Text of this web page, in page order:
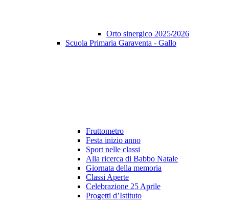
Orto sinergico 2025/2026
Scuola Primaria Garaventa - Gallo
Fruttometro
Festa inizio anno
Sport nelle classi
Alla ricerca di Babbo Natale
Giornata della memoria
Classi Aperte
Celebrazione 25 Aprile
Progetti d’Istituto